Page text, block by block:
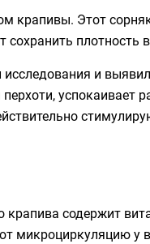
крапивы. Этот
плотность
и
успокаивает
крапива содержит
микроциркуляцию у